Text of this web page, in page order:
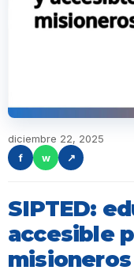
diciembre 22, 2025
f
w ↗
SIPTED:
accesible
misioneros